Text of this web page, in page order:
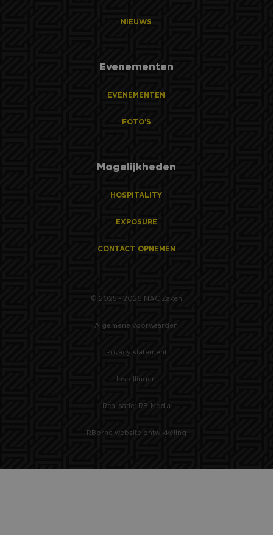
NIEUWS
Evenementen
EVENEMENTEN
FOTO'S
Mogelijkheden
HOSPITALITY
EXPOSURE
CONTACT OPNEMEN
© 2025 - 2026 NAC Zaken
Algemene voorwaarden
Privacy statement
Instellingen
Realisatie: RB-Media
RBorne website ontwikkeling